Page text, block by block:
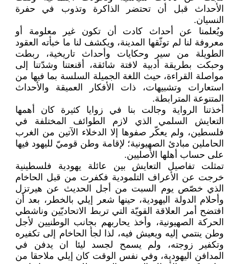
الأحداث قبل أن تحتضر الذاكرة وتذوب في حفرة
النسيان.
ويُعلمنا عن أحداث كادت أن تكون غير معلومة أو
معروفة لنا لم توثّقها المدينة، ويكشف لنا ما خبأته العقود
الطويلة من سير وحكايات وأحداث تاريخية، ربطت
وحبكت بطريقة أدبية لافتة شائقة، أقنعتنا وشدّتنا إلى
مواصلة القراءة، حيث اللغة الجميلة السلسة بما فيها من
استعارات وتشبيهات، ذات الأفكار العميقة والأحداث
المتنوعة المترابطة.
أخذتنا الرواية وجالت بنا في زوايا كثيرة كان أهمها
التعايش السلمي الذي لازم الطوائف المختلفة في
فلسطين، ولم يعكّر صفوها إلا الدخلاء الآتين من الغرب
الحاملين مبادئ الصهيونية؛ لإقامة وطن قوميّ لليهود فيها
على حساب أهلها الأصليين.
تمثلت تفاصيل التعايش بين عائلة يهودية فلسطينية
خرجت عن الأعراف التلمودية فكفرت من قبل الحاخام
الذي خصّص يوم السبت من أجل الحديث عن هيرتزل
وأحلام الدولة اليهودية، حينها شعر إيلي بالخطر، بعد أن
افتضح أمر العلاقة القويّة التي تربط الاتحاديّين وناشطي
الحركة الصهيونية، وأخذ يحاربهم بجانب الوطنيين لأجل
وطن ينتمي إليه ويعيش فيه، لذا لجأ الحاخام إلى تكفيره
وتكفير زوجته، ولم يسمح لجسد ليئا ان يدفن في
المدافن اليهودية، وفي نفس الوقت كان إيلي ملاحقا من